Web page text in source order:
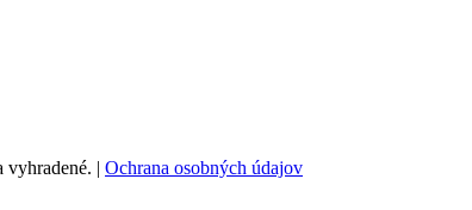
| Ochrana osobných údajov